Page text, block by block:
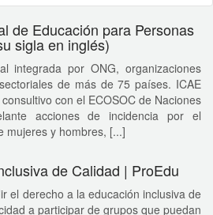
de Educación para Personas
sigla en inglés)
integrada por ONG, organizaciones
de más de 75 países. ICAE
con el ECOSOC de Naciones
acciones de incidencia por el
mujeres y hombres, [...]
de Calidad | ProEdu
el derecho a la educación inclusiva de
a participar de grupos que puedan